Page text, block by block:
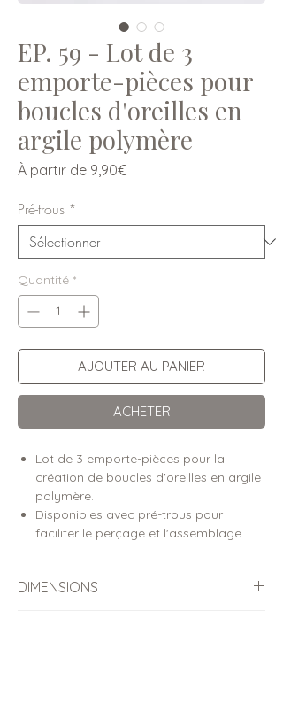
EP. 59 - Lot de 3
emporte-pièces pour
boucles d'oreilles en
argile polymère
À partir de 9,90€Prix
Pré-trous *
Quantité *
AJOUTER AU PANIER
ACHETER
Lot de 3 emporte-pièces pour la
création de boucles d'oreilles en argile
polymère.
Disponibles avec pré-trous pour
faciliter le perçage et l'assemblage.
DIMENSIONS